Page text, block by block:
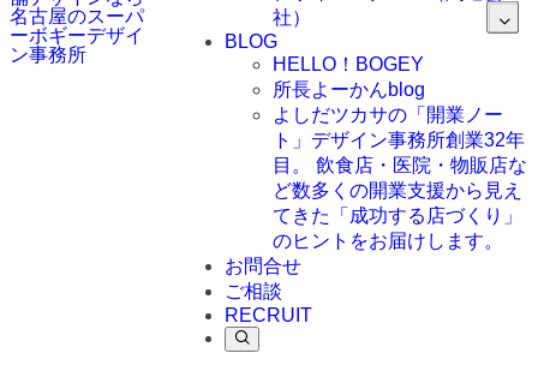
社）
BLOG
HELLO！BOGEY
所長よーかんblog
よしだツカサの「開業ノー
ト」 デザイン事務所創業32年
目。 飲食店・医院・物販店な
ど数多くの開業支援から見え
てきた「成功する店づくり」
のヒントをお届けします。
お問合せ
ご相談
RECRUIT